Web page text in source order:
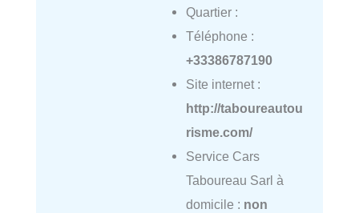
Quartier :
Téléphone :
+33386787190
Site internet :
http://taboureautou
risme.com/
Service Cars
Taboureau Sarl à
domicile : non